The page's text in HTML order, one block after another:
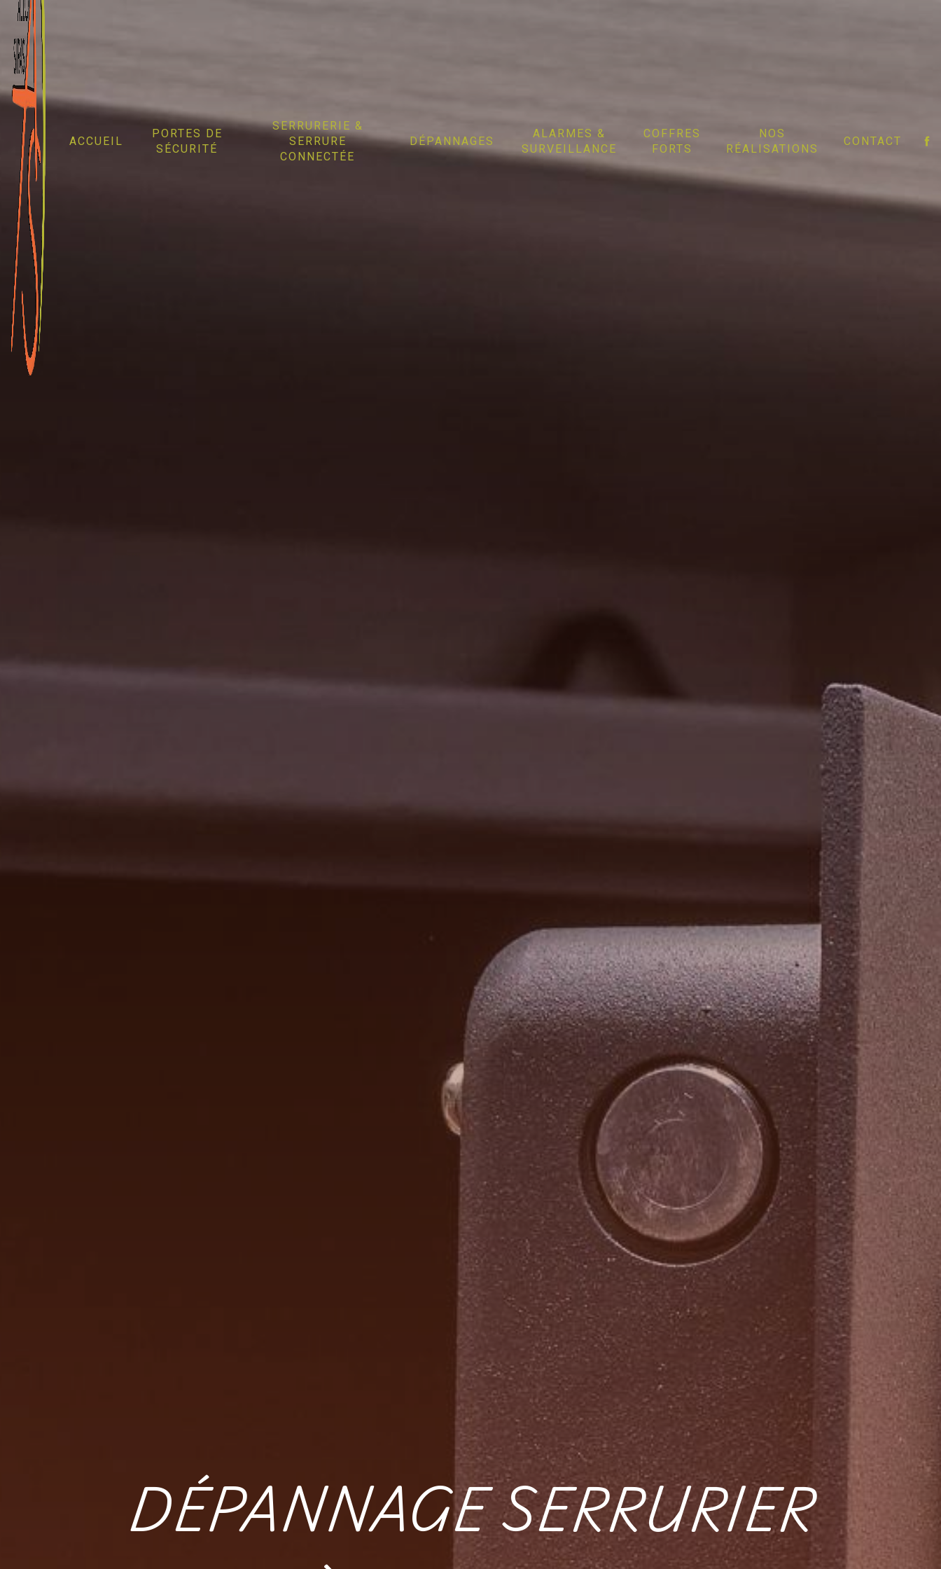
ACCUEIL
PORTES DE
SÉCURITÉ
SERRURERIE &
SERRURE
CONNECTÉE
DÉPANNAGES
ALARMES &
SURVEILLANCE
COFFRES
FORTS
NOS
RÉALISATIONS
CONTACT
DÉPANNAGE SERRURIER
Panneau de gestion des cookies